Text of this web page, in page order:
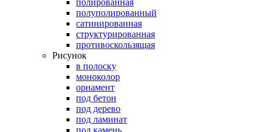
полированная
полуполированный
сатинированная
структурированная
противоскользящая
Рисунок
в полоску
моноколор
орнамент
под бетон
под дерево
под ламинат
под камень